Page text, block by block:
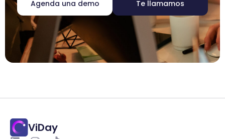
Agenda una demo Te llamamos
ViDay